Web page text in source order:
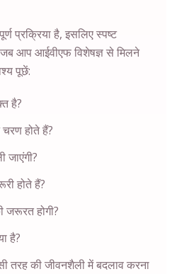
प्रक्रिया है, इसलिए स्पष्ट
आप आईवीएफ विशेषज्ञ से मिलने
पूछें:
है?
होते हैं?
जाएंगी?
होते हैं?
जरूरत होगी?
है?
तरह की जीवनशैली में बदलाव करना